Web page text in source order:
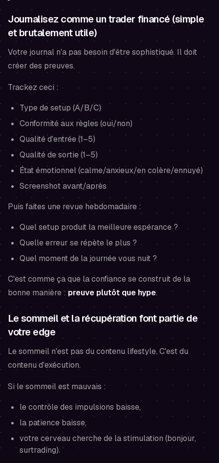
Journalisez comme un trader financé (simple
et brutalement utile)
Votre journal n'a pas besoin d'être sophistiqué. Il doit
créer des preuves.
Trackez ceci :
Type de setup (A/B/C)
Conformité aux règles (oui/non)
Qualité d'entrée (1–5)
Qualité de sortie (1–5)
État émotionnel (calme/anxieux/en colère/ennuyé)
Screenshot avant/après
Puis faites une revue hebdomadaire :
Quel setup produit la meilleure espérance ?
Quelle erreur se répète le plus ?
Quel moment de la journée vous nuit ?
C'est comme ça que la confiance se construit de la
bonne manière : preuve plutôt que hype.
Le sommeil et la récupération font partie de
votre edge
Le sommeil n'est pas du contenu lifestyle. C'est du
contenu d'exécution.
Si le sommeil est mauvais :
le contrôle des impulsions baisse,
la patience baisse,
votre cerveau cherche de la stimulation (bonjour,
surtrading).